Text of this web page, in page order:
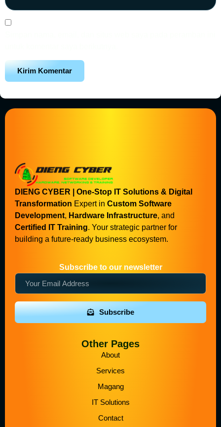
DIENG CYBER | One-Stop IT Solutions & Digital
Transformation Expert in Custom Software
Development, Hardware Infrastructure, and
Certified IT Training. Your strategic partner for
building a future-ready business ecosystem.
Subscribe to our newsletter
Subscribe
Other Pages
About
Services
Magang
IT Solutions
Contact